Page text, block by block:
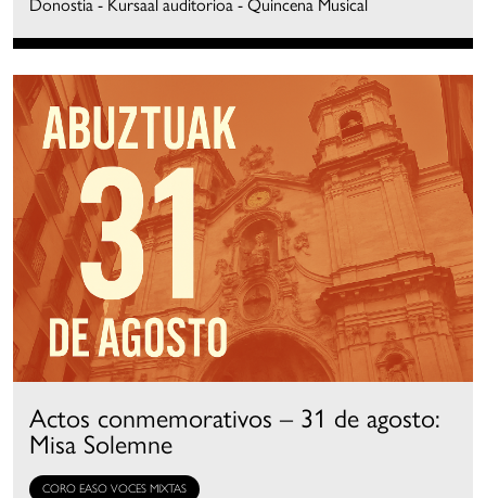
Actos conmemorativos – 31 de agosto:
Misa Solemne
CORO EASO VOCES MIXTAS